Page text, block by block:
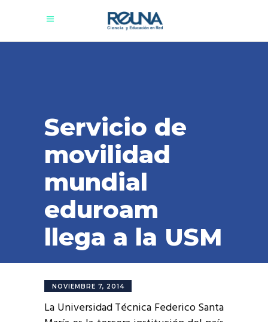
Servicio de
movilidad
mundial
eduroam
llega a la USM
NOVIEMBRE 7, 2014
La Universidad Técnica Federico Santa